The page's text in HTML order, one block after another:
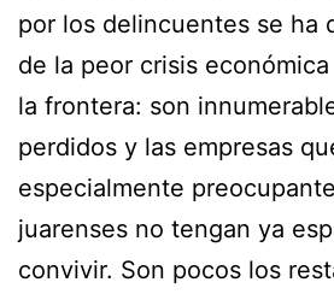
por los delincuentes se ha
de la peor crisis
la frontera: son
perdidos y las empresas
especialmente
juarenses no tengan ya
convivir. Son pocos los